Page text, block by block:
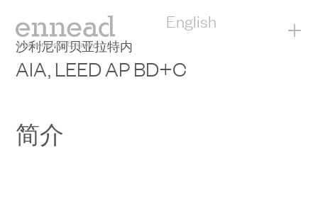
English +
沙利尼·阿贝亚拉特内
AIA, LEED AP BD+C
简介